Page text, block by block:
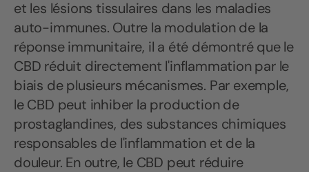
et les lésions tissulaires dans les maladies
auto-immunes. Outre la modulation de la
réponse immunitaire, il a été démontré que le
CBD réduit directement l'inflammation par le
biais de plusieurs mécanismes. Par exemple,
le CBD peut inhiber la production de
prostaglandines, des substances chimiques
responsables de l'inflammation et de la
douleur. En outre, le CBD peut réduire